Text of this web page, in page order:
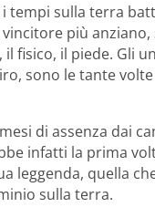
tempi sulla terra
più
fisico, il piede. Gli
sono le tante
di assenza dai
infatti la prima
leggenda, quella
sulla terra.